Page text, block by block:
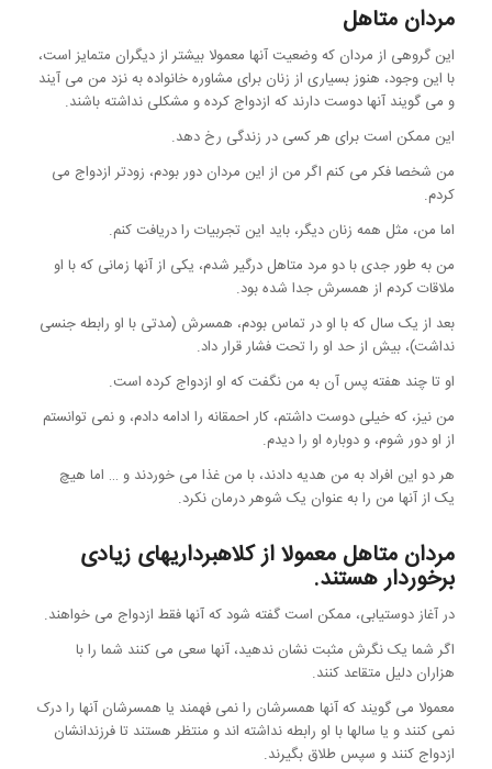
مردان متاهل
این گروهی از مردان که وضعیت آنها معمولا بیشتر از دیگران متمایز است،
با این وجود، هنوز بسیاری از زنان برای مشاوره خانواده به نزد من می آیند
و می گویند آنها دوست دارند که ازدواج کرده و مشکلی نداشته باشند.
این ممکن است برای هر کسی در زندگی رخ دهد.
من شخصا فکر می کنم اگر من از این مردان دور بودم، زودتر ازدواج می
کردم.
اما من، مثل همه زنان دیگر، باید این تجربیات را دریافت کنم.
من به طور جدی با دو مرد متاهل درگیر شدم، یکی از آنها زمانی که با او
ملاقات کردم از همسرش جدا شده بود.
بعد از یک سال که با او در تماس بودم، همسرش (مدتی با او رابطه جنسی
نداشت)، بیش از حد او را تحت فشار قرار داد.
او تا چند هفته پس آن به من نگفت که او ازدواج کرده است.
من نیز، که خیلی دوست داشتم، کار احمقانه را ادامه دادم، و نمی توانستم
از او دور شوم، و دوباره او را دیدم.
هر دو این افراد به من هدیه دادند، با من غذا می خوردند و … اما هیچ
یک از آنها من را به عنوان یک شوهر درمان نکرد.
مردان متاهل معمولا از کلاهبرداریهای زیادی
برخوردار هستند.
در آغاز دوستیابی، ممکن است گفته شود که آنها فقط ازدواج می خواهند.
اگر شما یک نگرش مثبت نشان ندهید، آنها سعی می کنند شما را با
هزاران دلیل متقاعد کنند.
معمولا می گویند که آنها همسرشان را نمی فهمند یا همسرشان آنها را درک
نمی کنند و یا سالها با او رابطه نداشته اند و منتظر هستند تا فرزندانشان
ازدواج کنند و سپس طلاق بگیرند.